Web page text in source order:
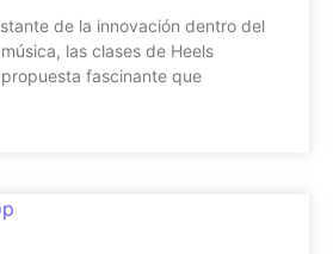
de la innovación dentro del
las clases de Heels
fascinante que